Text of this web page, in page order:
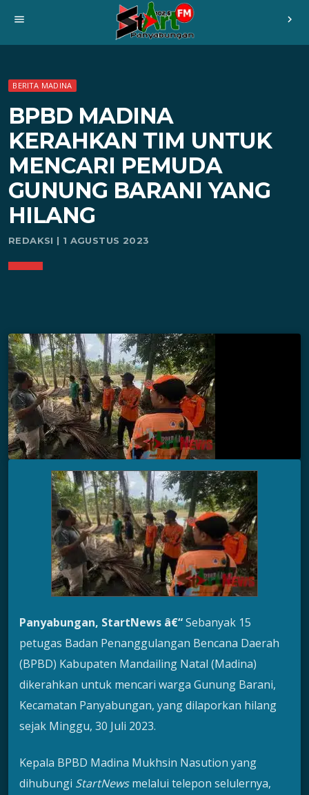
menu chevron_right
BERITA MADINA
BPBD MADINA
KERAHKAN TIM UNTUK
MENCARI PEMUDA
GUNUNG BARANI YANG
HILANG
REDAKSI | 1 AGUSTUS 2023
Panyabungan, StartNews â€“Sebanyak 15
petugas Badan Penanggulangan Bencana Daerah
(BPBD) Kabupaten Mandailing Natal (Madina)
dikerahkan untuk mencari warga Gunung Barani,
Kecamatan Panyabungan, yang dilaporkan hilang
sejak Minggu, 30 Juli 2023.
Kepala BPBD Madina Mukhsin Nasution yang
dihubungi StartNewsmelalui telepon selulernya,